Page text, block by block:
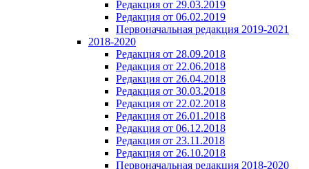
Редакция от 29.03.2019
Редакция от 06.02.2019
Первоначальная редакция 2019-2021
2018-2020
Редакция от 28.09.2018
Редакция от 22.06.2018
Редакция от 26.04.2018
Редакция от 30.03.2018
Редакция от 22.02.2018
Редакция от 26.01.2018
Редакция от 06.12.2018
Редакция от 23.11.2018
Редакция от 26.10.2018
Первоначальная редакция 2018-2020